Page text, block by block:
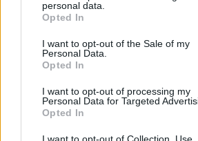
grant or deny consent to Google and its
use your data for below specified
consent section.
personal data.
Opted In
I want to opt-out of the Sale of my
Personal Data.
Opted In
I want to opt-out of processing my
Personal Data for Targeted
Opted In
Verder lezen
NEWS